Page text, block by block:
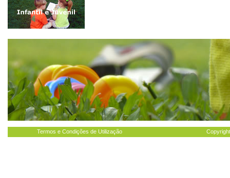
Termos e Condições de Utilização